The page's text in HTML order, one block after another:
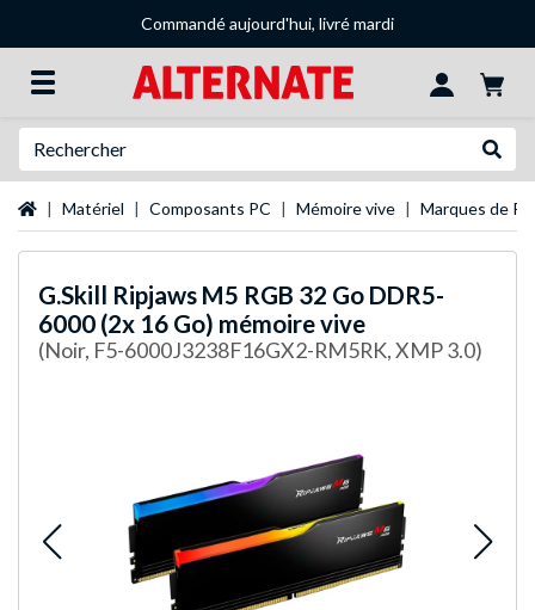
Commandé aujourd'hui, livré mardi
Page d'accueil
Matériel Composants PC Mémoire vive Marques de
G.Skill Ripjaws M5 RGB 32 Go DDR5-
6000 (2x 16 Go) mémoire vive
(Noir, F5-6000J3238F16GX2-RM5RK, XMP 3.0)